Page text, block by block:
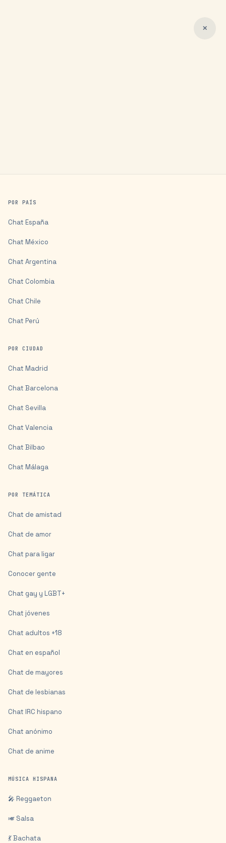
✕
POR PAÍS
Chat España
Chat México
Chat Argentina
Chat Colombia
Chat Chile
Chat Perú
POR CIUDAD
Chat Madrid
Chat Barcelona
Chat Sevilla
Chat Valencia
Chat Bilbao
Chat Málaga
POR TEMÁTICA
Chat de amistad
Chat de amor
Chat para ligar
Conocer gente
Chat gay y LGBT+
Chat jóvenes
Chat adultos +18
Chat en español
Chat de mayores
Chat de lesbianas
Chat IRC hispano
Chat anónimo
Chat de anime
MÚSICA HISPANA
🎤 Reggaeton
🎺 Salsa
💃 Bachata